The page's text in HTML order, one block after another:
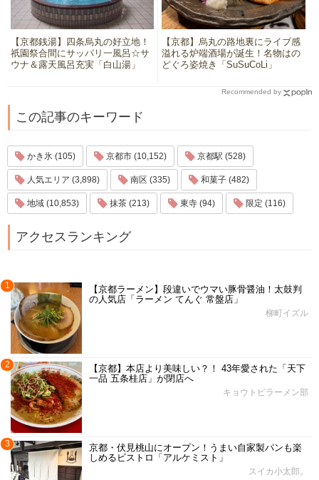
【京都銭湯】四条烏丸の好立地！
祇園祭合間にサッパリ一風呂☆サ
ウナ＆露天風呂充実「白山湯」
【京都】烏丸の路地裏にライブ感
溢れる炉端酒場が誕生！名物はの
どぐろ姿焼き「SuSuCoLi」
Recommended by
この記事のキーワード
かき氷 (105) 京都市 (10,152) 京都駅 (528)
人気エリア (3,898) 南区 (335) 和菓子 (482)
地域 (10,853) 抹茶 (213) 東寺 (94) 限定 (116)
アクセスランキング
1
【京都ラーメン】段違いでウマい豚骨醤油！太鼓判
の人気店「ラーメン てんぐ 常盤店」
柳町イズル
2
【京都】本店より美味しい？！ 43年愛された「天下
一品 五条桂店」が閉店へ
キョウトピラーメン部
3
京都・伏見桃山にオープン！うまい自家製パンも楽
しめるビストロ「アルケミスト」
スイカ小太郎。